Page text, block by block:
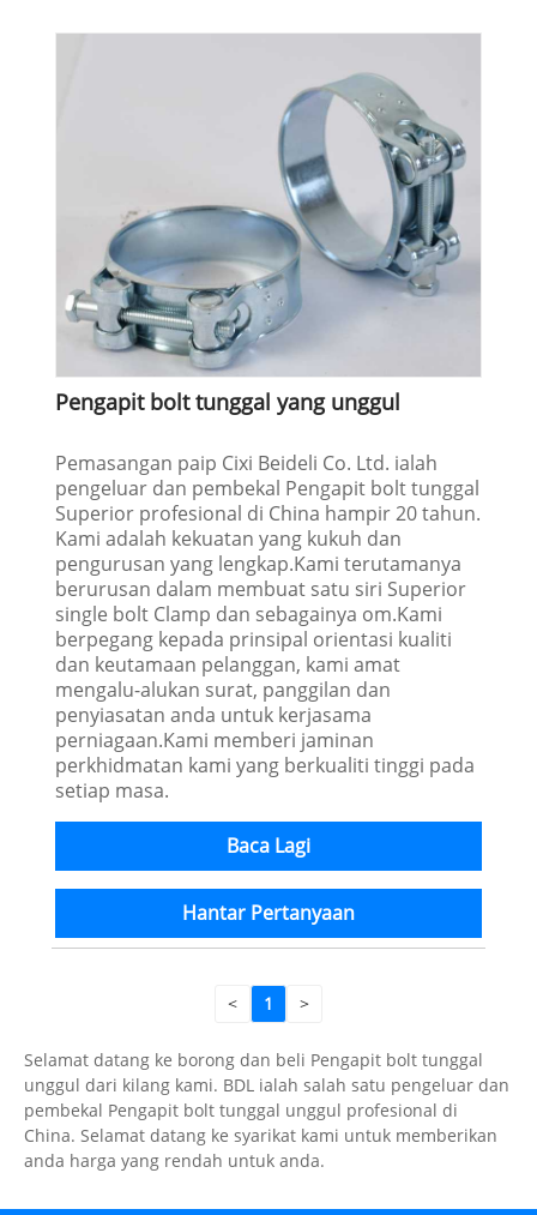
Pengapit bolt tunggal yang unggul
Pemasangan paip Cixi Beideli Co. Ltd. ialah
pengeluar dan pembekal Pengapit bolt tunggal
Superior profesional di China hampir 20 tahun.
Kami adalah kekuatan yang kukuh dan
pengurusan yang lengkap.Kami terutamanya
berurusan dalam membuat satu siri Superior
single bolt Clamp dan sebagainya om.Kami
berpegang kepada prinsipal orientasi kualiti
dan keutamaan pelanggan, kami amat
mengalu-alukan surat, panggilan dan
penyiasatan anda untuk kerjasama
perniagaan.Kami memberi jaminan
perkhidmatan kami yang berkualiti tinggi pada
setiap masa.
Baca Lagi
Hantar Pertanyaan
< 1 >
Selamat datang ke borong dan beli Pengapit bolt tunggal
unggul dari kilang kami. BDL ialah salah satu pengeluar dan
pembekal Pengapit bolt tunggal unggul profesional di
China. Selamat datang ke syarikat kami untuk memberikan
anda harga yang rendah untuk anda.